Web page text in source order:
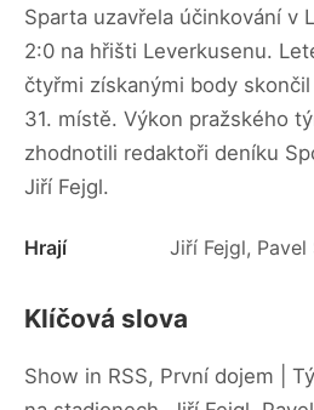
Sparta uzavřela účinkování v
2:0 na hřišti Leverkusenu.
čtyřmi získanými body
31. místě. Výkon pražského
zhodnotili redaktoři deníku
Jiří Fejgl.
Hrají Jiří Fejgl, Pavel
Klíčová slova
Show in RSS, První dojem |